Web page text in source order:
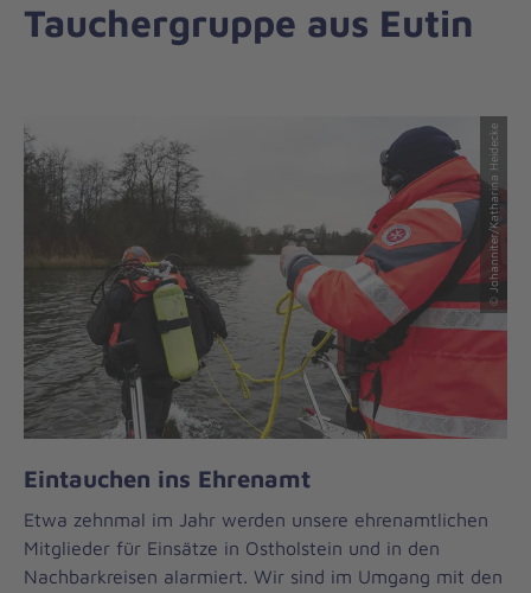
Tauchergruppe aus Eutin
© Johanniter/Katharina Heidecke
Eintauchen ins Ehrenamt
Etwa zehnmal im Jahr werden unsere ehrenamtlichen
Mitglieder für Einsätze in Ostholstein und in den
Nachbarkreisen alarmiert. Wir sind im Umgang mit den